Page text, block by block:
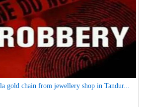
gold chain from jewellery shop in Tandur...